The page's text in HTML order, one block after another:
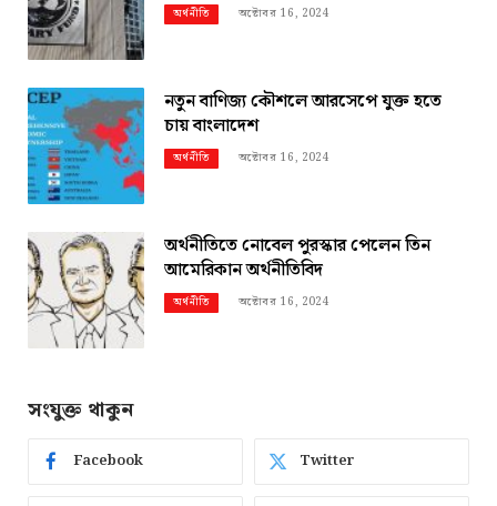
অর্থনীতি অক্টোবর 16, 2024
নতুন বাণিজ্য কৌশলে আরসেপে যুক্ত হতে
চায় বাংলাদেশ
অর্থনীতি অক্টোবর 16, 2024
অর্থনীতিতে নোবেল পুরস্কার পেলেন তিন
আমেরিকান অর্থনীতিবিদ
অর্থনীতি অক্টোবর 16, 2024
সংযুক্ত থাকুন
Facebook Twitter